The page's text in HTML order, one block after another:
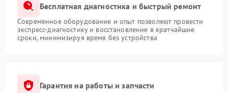
Бесплатная диагностика и быстрый ремонт
Современное оборудование и опыт позволяют провести
экспресс-диагностику и восстановление в кратчайшие
сроки, минимизируя время без устройства
Гарантия на работы и запчасти